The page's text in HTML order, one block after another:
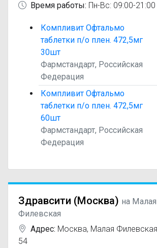
Время работы: Пн-Вс: 09:00-21:00
Компливит Офтальмо
таблетки п/о плен. 472,5мг
30шт
Фармстандарт, Российская
Федерация
Компливит Офтальмо
таблетки п/о плен. 472,5мг
60шт
Фармстандарт, Российская
Федерация
Здравсити (Москва) на Малая
Филевская
Адрес: Москва, Малая
54